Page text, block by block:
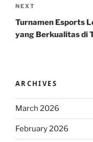
Next
Post
NEXT
Turnamen Esports
yang Berkualitas di
ARCHIVES
March 2026
February 2026